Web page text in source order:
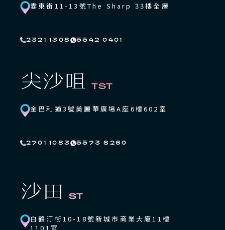
霎東街11-13號The Sharp 33樓全層
2321 1308 5542 0401
金巴利道3號美麗華廣場A座6樓602室
2701 1083 5573 8260
白鶴汀街10-18號新城市商業大廈11樓
1101室